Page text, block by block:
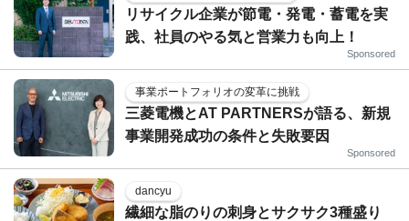
リサイクル企業が節電・発電・蓄電を実
践、社員のやる気と営業力も向上！
Sponsored
事業ポートフォリオの変革に挑戦
三菱電機とAT PARTNERSが語る、新規
事業開発成功の条件と失敗要因
Sponsored
dancyu
繊細な脂のりの刺身とサクサク3種盛り